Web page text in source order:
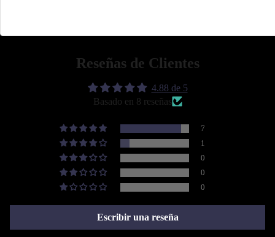
Reseñas de Clientes
4.88 de 5
Basado en 8 reseñas
7
1
0
0
0
Escribir una reseña